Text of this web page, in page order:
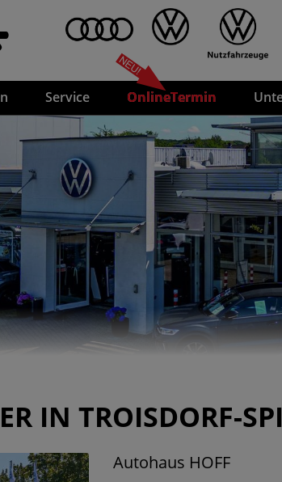
Service OnlineTermin
IN TROISDORF-
Autohaus HOFF